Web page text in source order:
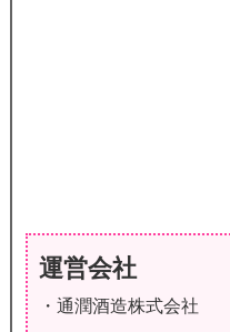
運営会社
・通潤酒造株式会社